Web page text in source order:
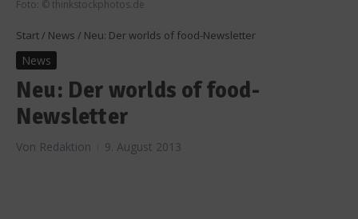
Foto: © thinkstockphotos.de
Start / News / Neu: Der worlds of food-Newsletter
News
Neu: Der worlds of food-
Newsletter
Von Redaktion 9. August 2013